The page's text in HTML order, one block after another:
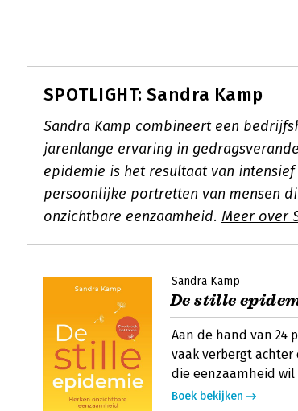
SPOTLIGHT: Sandra Kamp
Sandra Kamp combineert een
jarenlange ervaring in
epidemie is het resultaat van
persoonlijke portretten van mensen
onzichtbare eenzaamheid. Meer over
Sandra Kamp
De stille
Aan de hand van 24
vaak verbergt
die eenzaamheid
Boek bekijken